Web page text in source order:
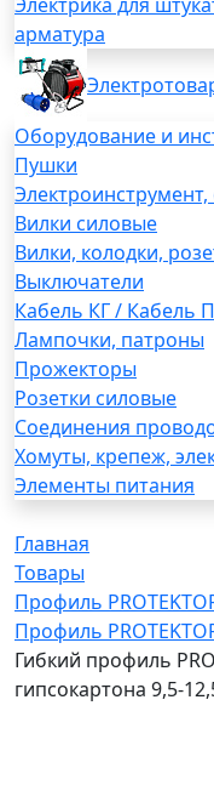
Электрика для
арматура
Оборудование и
Пушки
Электроинструмент,
Вилки силовые
Вилки, колодки,
Выключатели
Кабель КГ / Кабель
Лампочки, патроны
Прожекторы
Розетки силовые
Соединения
Хомуты, крепеж,
Элементы питания
Главная
Товары
Профиль
Профиль
Гибкий профиль
гипсокартона 9,5-